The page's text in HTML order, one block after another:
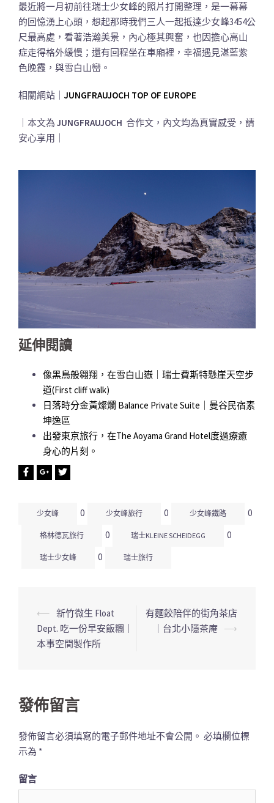
最近將一月初前往瑞士少女峰的照片打開整理，是一幕幕
的回憶湧上心頭，想起那時我們三人一起抵達少女峰3454公
尺最高處，看著浩瀚美景，內心極其興奮，也因擔心高山
症走得格外緩慢；還有回程坐在車廂裡，幸福遇見湛藍紫
色晚霞，與雪白山巒。
相關網站｜ JUNGFRAUJOCH TOP OF EUROPE
｜本文為 JUNGFRAUJOCH 合作文，內文均為真實感受，請
安心享用｜
延伸閱讀
像黑鳥般翱翔，在雪白山嶽｜瑞士費斯特懸崖天空步
道(First cliff walk)
日落時分金黃燦爛 Balance Private Suite｜曼谷民宿素
坤逸區
出發東京旅行，在The Aoyama Grand Hotel度過療癒
身心的片刻。
少女峰 0 少女峰旅行 0 少女峰鐵路 0
格林德瓦旅行 0 瑞士KLEINE SCHEIDEGG 0
瑞士少女峰 0 瑞士旅行
文
章
列
⟵ 新竹微生 Float
Dept. 吃一份早安飯糰｜
本事空間製作所
有麵餃陪伴的街角茶店
｜台北小隱茶庵 ⟶
發佈留言
發佈留言必須填寫的電子郵件地址不會公開。 必填欄位標
示為 *
留言